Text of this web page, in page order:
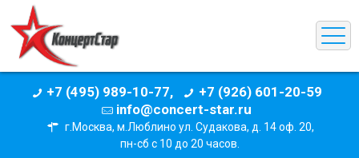
+7 (495) 989-10-77,
+7 (926) 601-20-59
info@concert-star.ru
г.Москва, м.Люблино ул. Судакова, д. 14 оф. 20,
пн-сб с 10 до 20 часов.